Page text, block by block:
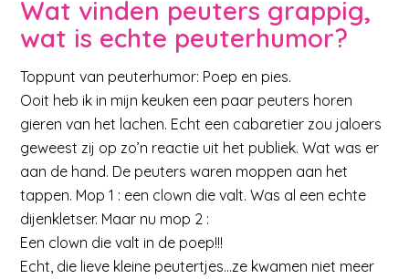
Wat vinden peuters grappig,
wat is echte peuterhumor?
Toppunt van peuterhumor: Poep en pies.
Ooit heb ik in mijn keuken een paar peuters horen
gieren van het lachen. Echt een cabaretier zou jaloers
geweest zij op zo’n reactie uit het publiek. Wat was er
aan de hand. De peuters waren moppen aan het
tappen. Mop 1 : een clown die valt. Was al een echte
dijenkletser. Maar nu mop 2 :
Een clown die valt in de poep!!!
Echt, die lieve kleine peutertjes…ze kwamen niet meer